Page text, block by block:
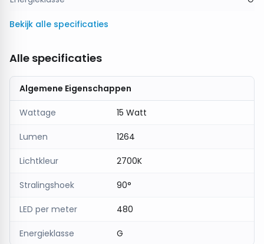
duurzaamheid, sfeer en lichtkwaliteit samenkomen.
Bekijk alle specificaties
Alle specificaties
Algemene Eigenschappen
Wattage 15 Watt
Lumen 1264
Lichtkleur 2700K
Stralingshoek 90°
LED per meter 480
Energieklasse G